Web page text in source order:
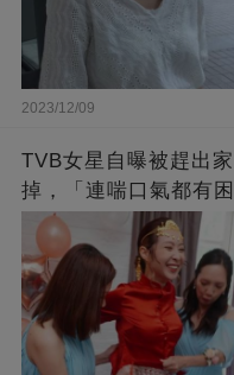
2023/12/09
TVB女星自曝被趕出
掉，「連喘口氣都有